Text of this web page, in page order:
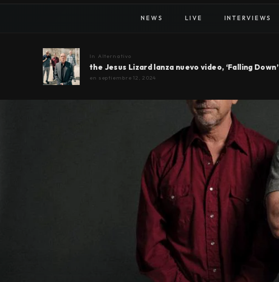
NEWS LIVE INTERVIEWS
In Alternativo
the Jesus Lizard lanza nuevo video, ‘Falling Down’
en septiembre 12, 2024